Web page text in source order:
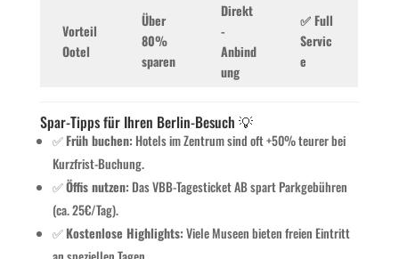
Vorteil
Ootel
Über
80%
sparen
Direkt
-
Anbind
ung
✅ Full
Servic
e
Spar-Tipps für Ihren Berlin-Besuch 💡
✅Früh buchen: Hotels im Zentrum sind oft +50% teurer bei
Kurzfrist-Buchung.
✅Öffis nutzen: Das VBB-Tagesticket AB spart Parkgebühren
(ca. 25€/Tag).
✅Kostenlose Highlights:Viele Museen bieten freien Eintritt